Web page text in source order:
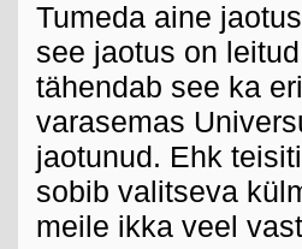
Tumeda aine
see jaotus on
tähendab see ka
varasemas
jaotunud. Ehk
sobib valitseva
meile ikka veel